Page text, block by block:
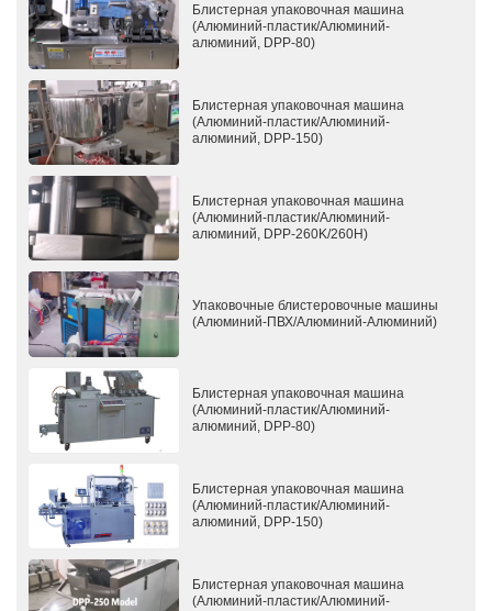
Блистерная упаковочная машина
(Алюминий-пластик/Алюминий-
алюминий, DPP-80)
Блистерная упаковочная машина
(Алюминий-пластик/Алюминий-
алюминий, DPP-150)
Блистерная упаковочная машина
(Алюминий-пластик/Алюминий-
алюминий, DPP-260K/260H)
Упаковочные блистеровочные машины
(Алюминий-ПВХ/Алюминий-Алюминий)
Блистерная упаковочная машина
(Алюминий-пластик/Алюминий-
алюминий, DPP-80)
Блистерная упаковочная машина
(Алюминий-пластик/Алюминий-
алюминий, DPP-150)
Блистерная упаковочная машина
(Алюминий-пластик/Алюминий-